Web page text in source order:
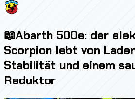
📖Abarth 500e: der
Scorpion lebt von
Stabilität und einem
Reduktor